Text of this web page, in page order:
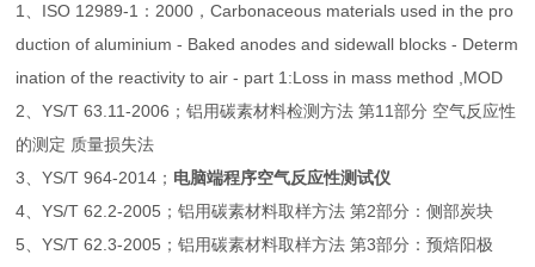
1、ISO 12989-1：2000，Carbonaceous materials used in the pro
duction of aluminium - Baked anodes and sidewall blocks - Determ
ination of the reactivity to air - part 1:Loss in mass method ,MOD
2、YS/T 63.11-2006；铝用碳素材料检测方法 第11部分 空气反应性
的测定 质量损失法
3、YS/T 964-2014； 电脑端程序空气反应性测试仪
4、YS/T 62.2-2005；铝用碳素材料取样方法 第2部分：侧部炭块
5、YS/T 62.3-2005；铝用碳素材料取样方法 第3部分：预焙阳极